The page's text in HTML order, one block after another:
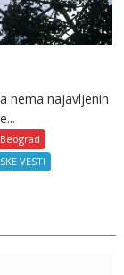
nema najavljenih
VESTI